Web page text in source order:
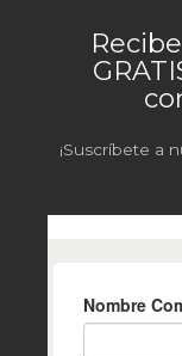
¡Suscríbete a